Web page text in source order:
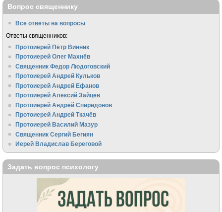
Вопрос священнику
Все ответы на вопросы
Ответы священников:
Протоиерей Пётр Винник
Протоиерей Олег Махнёв
Священник Федор Людоговский
Протоиерей Андрей Кульков
Протоиерей Андрей Ефанов
Протоиерей Алексий Зайцев
Протоиерей Андрей Спиридонов
Протоиерей Андрей Ткачёв
Протоиерей Василий Мазур
Священник Сергий Бегиян
Иерей Владислав Береговой
Задать вопрос психологу